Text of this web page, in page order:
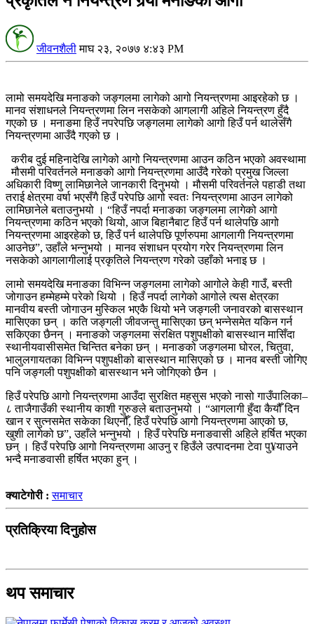
जीवनशैली माघ २३, २०७७ ४:४३ PM
लामो समयदेखि मनाङको जङ्गलमा लागेको आगो नियन्त्रणमा आइरहेको छ ।
मानव संशाधनले नियन्त्रणमा लिन नसकेको आगलागी अहिले नियन्त्रण हुँदै
गएको छ । मनाङमा हिउँ नपरेपछि जङ्गलमा लागेको आगो हिउँ पर्न थालेसँगै
नियन्त्रणमा आउँदै गएको छ ।
करीब दुई महिनादेखि लागेको आगो नियन्त्रणमा आउन कठिन भएको अवस्थामा
मौसमी परिवर्तनले मनाङको आगो नियन्त्रणमा आउँदै गरेको प्रमुख जिल्ला
अधिकारी विष्णु लामिछानेले जानकारी दिनुभयो । मौसमी परिवर्तनले पहाडी तथा
तराई क्षेत्रमा वर्षा भएसँगै हिउँ परेपछि आगो स्वतः नियन्त्रणमा आउन लागेको
लामिछानेले बताउनुभयो । “हिउँ नपर्दा मनाङका जङ्गलमा लागेको आगो
नियन्त्रणमा कठिन भएको थियो, आज बिहानैबाट हिउँ पर्न थालेपछि आगो
नियन्त्रणमा आइरहेको छ, हिउँ पर्न थालेपछि पूर्णरुपमा आगलागी नियन्त्रणमा
आउनेछ”, उहाँले भन्नुभयो । मानव संशाधन प्रयोग गरेर नियन्त्रणमा लिन
नसकेको आगलागीलाई प्रकृतिले नियन्त्रण गरेको उहाँको भनाइ छ ।
लामो समयदेखि मनाङका विभिन्न जङ्गलमा लागेको आगोले केही गाउँ, बस्ती
जोगाउन हम्मेहम्मे परेको थियो । हिउँ नपर्दा लागेको आगोले त्यस क्षेत्रका
मानवीय बस्ती जोगाउन मुस्किल भएकै थियो भने जङ्गली जनावरको बासस्थान
मासिएका छन् । कति जङ्गली जीवजन्तु मासिएका छन् भन्नेसमेत यकिन गर्न
सकिएका छैनन् । मनाङको जङ्गलमा संरक्षित पशुपक्षीको बासस्थान मासिँदा
स्थानीयवासीसमेत चिन्तित बनेका छन् । मनाङको जङ्गलमा घोरल, चितुवा,
भालुलगायतका विभिन्न पशुपक्षीको बासस्थान मासिएको छ । मानव बस्ती जोगिए
पनि जङ्गली पशुपक्षीको बासस्थान भने जोगिएको छैन ।
हिउँ परेपछि आगो नियन्त्रणमा आउँदा सुरक्षित महसुस भएको नासो गाउँपालिका–
८ ताजैगाउँकी स्थानीय काशी गुरुङले बताउनुभयो । “आगलागी हुँदा कैयौँ दिन
खान र सुत्नसमेत सकेका थिएनौँ, हिउँ परेपछि आगो नियन्त्रणमा आएको छ,
खुशी लागेको छ”, उहाँले भन्नुभयो । हिउँ परेपछि मनाङवासी अहिले हर्षित भएका
छन् । हिउँ परेपछि आगो नियन्त्रणमा आउनु र हिउँले उत्पादनमा टेवा पु¥याउने
भन्दै मनाङवासी हर्षित भएका हुन् ।
क्याटेगोरी :समाचार
प्रतिक्रिया दिनुहोस
थप समाचार